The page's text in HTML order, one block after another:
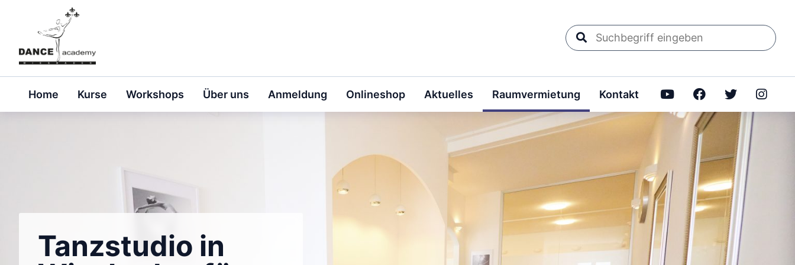
Suchbegriff
eingeben
Home Kurse Workshops Über uns Anmeldung Onlineshop Aktuelles Raumvermietung Kontakt
Tanzstudio in